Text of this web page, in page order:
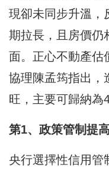
現卻未同步升溫，
期拉長，且房價仍
面。正心不動產估
協理陳孟筠指出，
旺，主要可歸納為
第1、政策管制提
央行選擇性信用管